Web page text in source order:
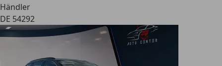
Händler
DE 54292